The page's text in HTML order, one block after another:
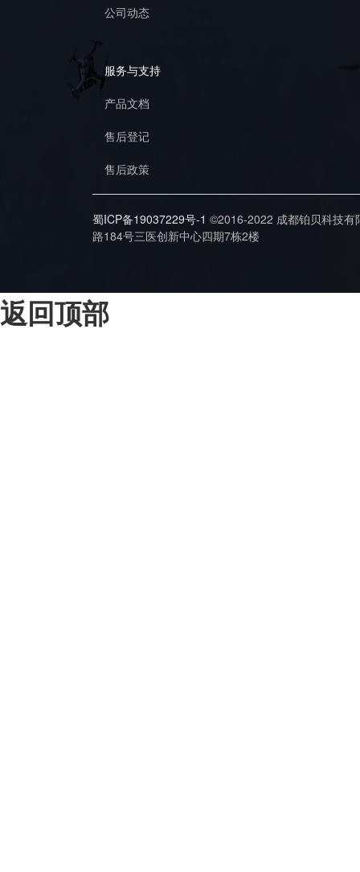
公司动态
服务与支持
产品文档
售后登记
售后政策
蜀ICP备19037229号-1 ©2016-2022 成都铂贝科技
路184号三医创新中心四期7栋2楼
返回顶部